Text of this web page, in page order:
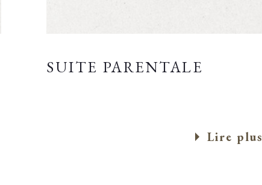
SUITE PARENTALE
Lire plus